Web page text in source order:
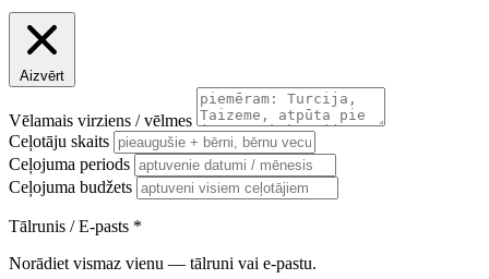
Aizvērt
Vēlamais virziens / vēlmes
Ceļotāju skaits
Ceļojuma periods
Ceļojuma budžets
Tālrunis / E-pasts *
Norādiet vismaz vienu — tālruni vai e-pastu.